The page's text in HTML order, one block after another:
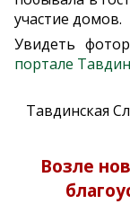
участие домов.
Увидеть
портале
Тавдинская
Возле